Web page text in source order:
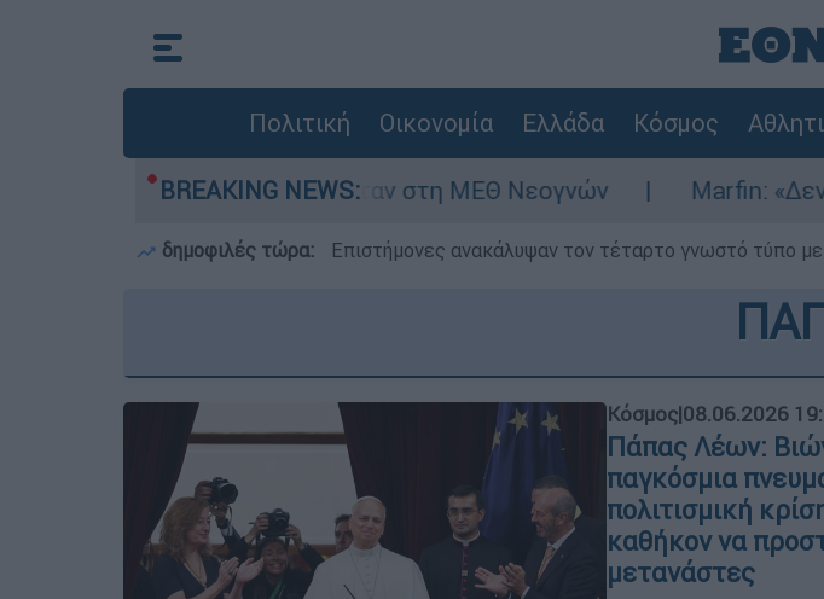
Πολιτική Οικονομία Ελλάδα Κόσμος
BREAKING NEWS:
- Νοσηλευόταν στη ΜΕΘ Νεογνών Marfin: «Δεν έχω καμία
δημοφιλές τώρα: Επιστήμονες ανακάλυψαν τον τέταρτο γνωστό τύπο
Κόσμος|08.06.2026
Πάπας Λέων:
παγκόσμια
πολιτισμική
καθήκον να
μετανάστες